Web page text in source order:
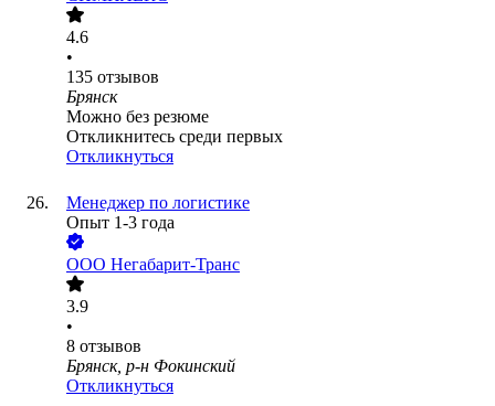
4.6
•
135 отзывов
Брянск
Можно без резюме
Откликнитесь среди первых
Откликнуться
Менеджер по логистике
Опыт 1-3 года
ООО Негабарит-Транс
3.9
•
8 отзывов
Брянск, р-н Фокинский
Откликнуться